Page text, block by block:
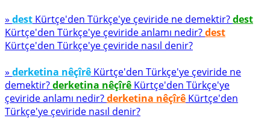
» dest Kürtçe'den Türkçe'ye çeviride ne demektir?dest
Kürtçe'den Türkçe'ye çeviride anlamı nedir?dest
Kürtçe'den Türkçe'ye çeviride nasıl denir?
» derketina nêçîrê Kürtçe'den Türkçe'ye çeviride ne
demektir?derketina nêçîrê Kürtçe'den Türkçe'ye
çeviride anlamı nedir?derketina nêçîrê Kürtçe'den
Türkçe'ye çeviride nasıl denir?